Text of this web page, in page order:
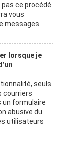
ce procédé
vous
messages.
lorsque je
seuls
courriers
un formulaire
abusive du
utilisateurs